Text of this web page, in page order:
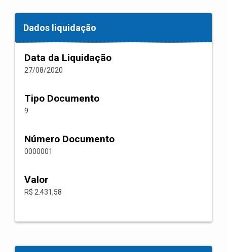
Dados liquidação
Data da Liquidação
27/08/2020
Tipo Documento
9
Número Documento
0000001
Valor
R$ 2.431,58